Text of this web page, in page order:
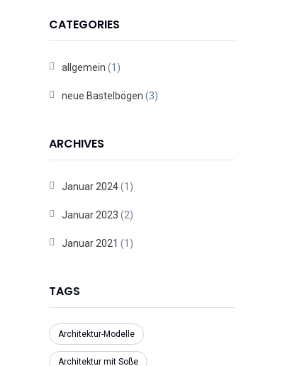
CATEGORIES
allgemein (1)
neue Bastelbögen (3)
ARCHIVES
Januar 2024(1)
Januar 2023 (2)
Januar 2021 (1)
TAGS
Architektur-Modelle
Architektur mit Soße